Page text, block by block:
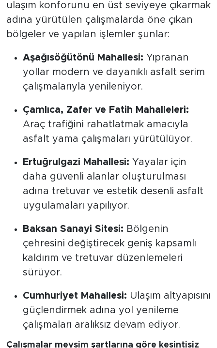
ulaşım konforunu en üst seviyeye çıkarmak
adına yürütülen çalışmalarda öne çıkan
bölgeler ve yapılan işlemler şunlar:
Aşağısöğütönü Mahallesi: Yıpranan
yollar modern ve dayanıklı asfalt serim
çalışmalarıyla yenileniyor.
Çamlıca, Zafer ve Fatih Mahalleleri:
Araç trafiğini rahatlatmak amacıyla
asfalt yama çalışmaları yürütülüyor.
Ertuğrulgazi Mahallesi: Yayalar için
daha güvenli alanlar oluşturulması
adına tretuvar ve estetik desenli asfalt
uygulamaları yapılıyor.
Baksan Sanayi Sitesi: Bölgenin
çehresini değiştirecek geniş kapsamlı
kaldırım ve tretuvar düzenlemeleri
sürüyor.
Cumhuriyet Mahallesi: Ulaşım altyapısını
güçlendirmek adına yol yenileme
çalışmaları aralıksız devam ediyor.
Çalışmalar mevsim şartlarına göre kesintisiz